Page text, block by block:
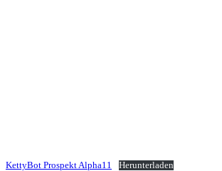
KettyBot Prospekt Alpha11 Herunterladen